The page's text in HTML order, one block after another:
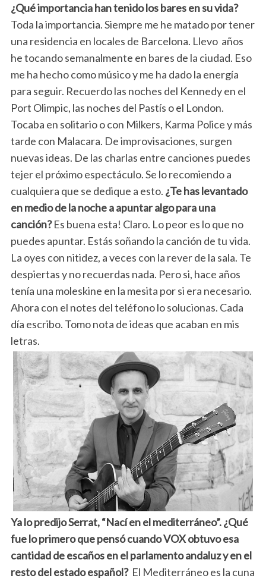
¿Qué importancia han tenido los bares en su vida?
Toda la importancia. Siempre me he matado por tener
una residencia en locales de Barcelona. Llevo años
he tocando semanalmente en bares de la ciudad. Eso
me ha hecho como músico y me ha dado la energía
para seguir. Recuerdo las noches del Kennedy en el
Port Olimpic, las noches del Pastís o el London.
Tocaba en solitario o con Milkers, Karma Police y más
tarde con Malacara. De improvisaciones, surgen
nuevas ideas. De las charlas entre canciones puedes
tejer el próximo espectáculo. Se lo recomiendo a
cualquiera que se dedique a esto. ¿Te has levantado
en medio de la noche a apuntar algo para una
canción?Es buena esta! Claro. Lo peor es lo que no
puedes apuntar. Estás soñando la canción de tu vida.
La oyes con nitidez, a veces con la rever de la sala. Te
despiertas y no recuerdas nada. Pero si, hace años
tenía una moleskine en la mesita por si era necesario.
Ahora con el notes del teléfono lo solucionas. Cada
día escribo. Tomo nota de ideas que acaban en mis
letras.
Ya lo predijo Serrat, “Nací en el mediterráneo”. ¿Qué
fue lo primero que pensó cuando VOX obtuvo esa
cantidad de escaños en el parlamento andaluz y en el
resto del estado español? El Mediterráneo es la cuna